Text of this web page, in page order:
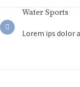
Water Sports
Lorem ips dolor